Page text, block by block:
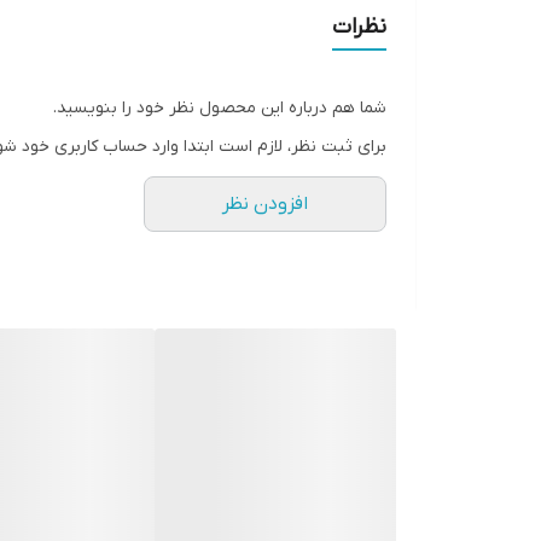
نظرات
شما هم درباره این محصول نظر خود را بنویسید.
برای ثبت نظر، لازم است ابتدا وارد حساب کاربری خود
افزودن نظر